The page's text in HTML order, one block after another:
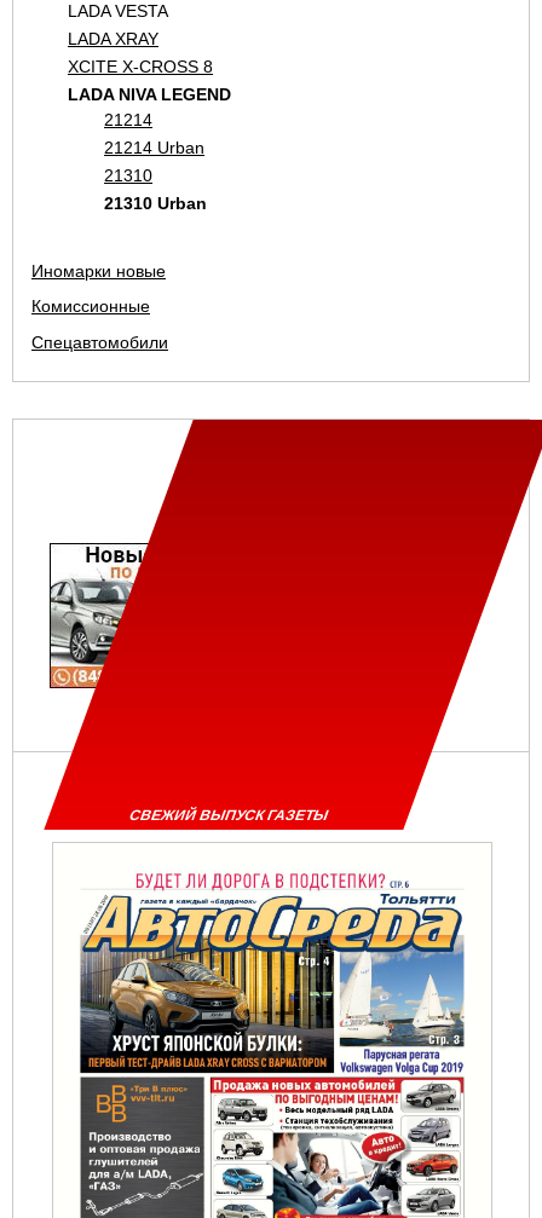
LADA VESTA
LADA XRAY
XCITE X-CROSS 8
LADA NIVA LEGEND
21214
21214 Urban
21310
21310 Urban
Иномарки новые
Комиссионные
Спецавтомобили
СВЕЖИЙ ВЫПУСК ГАЗЕТЫ